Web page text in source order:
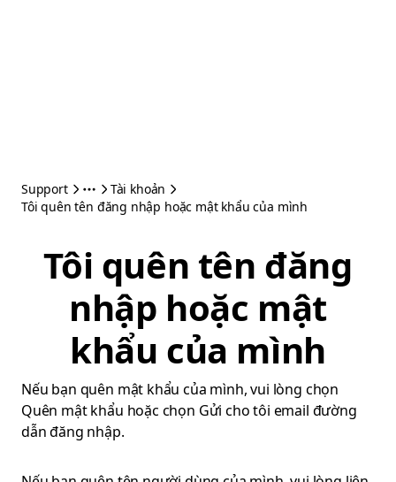
Support
Tài khoản
Tôi quên tên đăng nhập hoặc mật khẩu của mình
Tôi quên tên đăng
nhập hoặc mật
khẩu của mình
Nếu bạn quên mật khẩu của mình, vui lòng chọn
Quên mật khẩu hoặc chọn Gửi cho tôi email đường
dẫn đăng nhập.